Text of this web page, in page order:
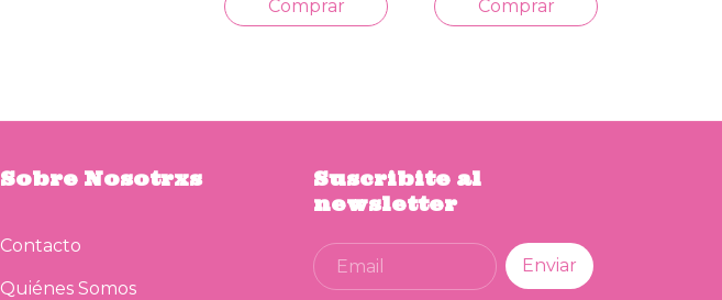
Sobre Nosotrxs
Contacto
Quiénes Somos
Suscribite al
newsletter